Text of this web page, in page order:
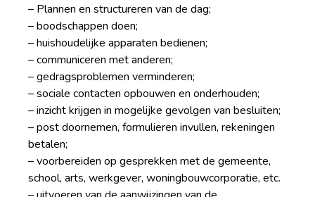
– Plannen en structureren van de dag;
– boodschappen doen;
– huishoudelijke apparaten bedienen;
– communiceren met anderen;
– gedragsproblemen verminderen;
– sociale contacten opbouwen en onderhouden;
– inzicht krijgen in mogelijke gevolgen van besluiten;
– post doornemen, formulieren invullen, rekeningen
betalen;
– voorbereiden op gesprekken met de gemeente,
school, arts, werkgever, woningbouwcorporatie, etc.